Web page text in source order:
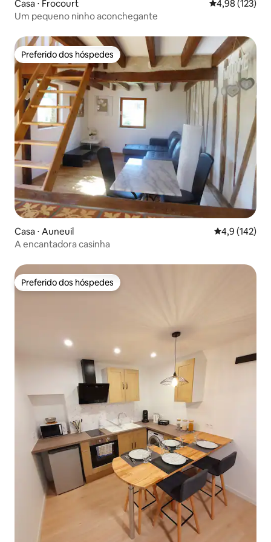
Casa ⋅ Frocourt 4,98 de uma
4,98 (123)
Um pequeno ninho aconchegante
Preferido dos hóspedes
Preferido dos hóspedes
Casa ⋅ Auneuil 4,9 de uma
4,9 (142)
A encantadora casinha
Preferido dos hóspedes
Preferido dos hóspedes